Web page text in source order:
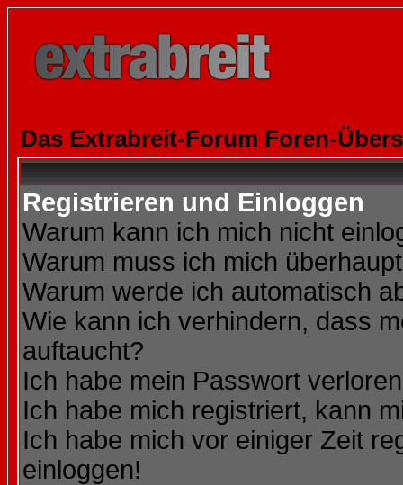
Das Extrabreit-Forum Foren-
Registrieren und Einloggen
Warum kann ich mich nicht
Warum muss ich mich
Warum werde ich automatisch
Wie kann ich verhindern, dass
auftaucht?
Ich habe mein Passwort
Ich habe mich registriert, kann
Ich habe mich vor einiger Zeit
einloggen!